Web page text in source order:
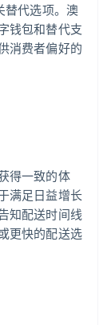
替代选项。澳
钱包和替代支
消费者偏好的
得一致的体
满足日益增长
知配送时间线
更快的配送选